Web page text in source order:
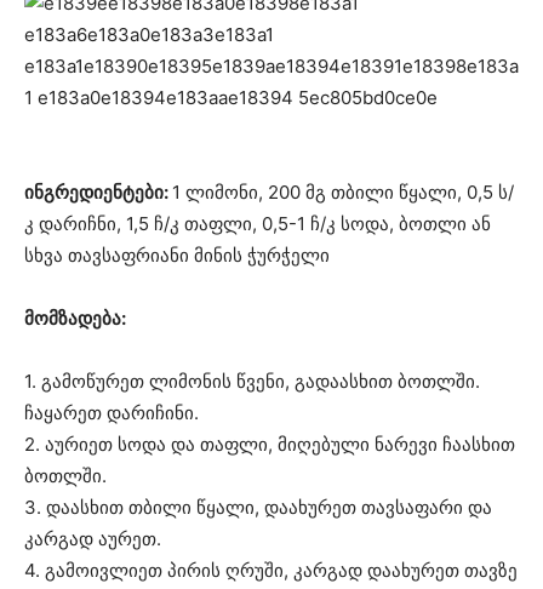
ინგრედიენტები: 1 ლიმონი, 200 მგ თბილი წყალი, 0,5 ს/
კ დარიჩნი, 1,5 ჩ/კ თაფლი, 0,5-1 ჩ/კ სოდა, ბოთლი ან
სხვა თავსაფრიანი მინის ჭურჭელი
მომზადება:
1. გამოწურეთ ლიმონის წვენი, გადაასხით ბოთლში.
ჩაყარეთ დარიჩინი.
2. აურიეთ სოდა და თაფლი, მიღებული ნარევი ჩაასხით
ბოთლში.
3. დაასხით თბილი წყალი, დაახურეთ თავსაფარი და
კარგად აურეთ.
4. გამოივლიეთ პირის ღრუში, კარგად დაახურეთ თავზე